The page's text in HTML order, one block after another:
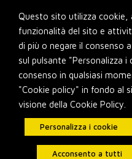
content
Questo sito utilizza cookie,
funzionalità del sito e
di più o negare il consenso
sul pulsante "Personalizza i
consenso in qualsiasi
"Cookie policy" in fondo al
visione della Cookie Policy.
Personalizza i cookie
Acconsento a tutti